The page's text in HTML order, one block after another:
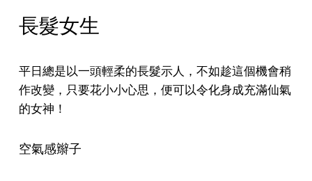
長髮女生
平日總是以一頭輕柔的長髮示人，不如趁這個機會稍
作改變，只要花小小心思，便可以令化身成充滿仙氣
的女神！
空氣感辮子